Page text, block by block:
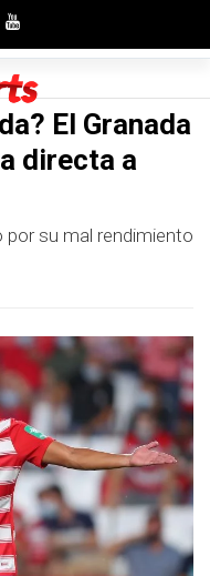
El Granada
directa a
por su mal rendimiento